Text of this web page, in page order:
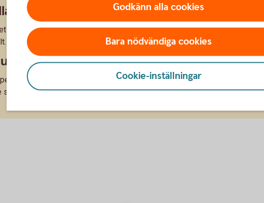
om dig
hittar du till exempel dokument och meddelande. Sånt som handlar
hjälp?
hittar du nu svar på vanliga frågor och kontaktuppgifter till oss. Vi
små och stora frågor.
Godkänn alla cookies
Bara nödvändiga cookies
Cookie-inställningar